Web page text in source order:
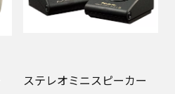
ステレオミニスピーカー